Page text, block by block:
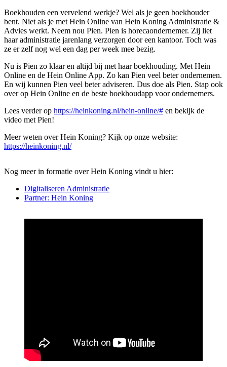
Boekhouden een vervelend werkje? Wel als je geen boekhouder
bent. Niet als je met Hein Online van Hein Koning Administratie &
Advies werkt. Neem nou Pien. Pien is horecaondernemer. Zij liet
haar administratie jarenlang verzorgen door een kantoor. Toch was
ze er zelf nog wel een dag per week mee bezig.
Nu is Pien zo klaar en altijd bij met haar boekhouding. Met Hein
Online en de Hein Online App. Zo kan Pien veel beter ondernemen.
En wij kunnen Pien veel beter adviseren. Dus doe als Pien. Stap ook
over op Hein Online en de beste boekhoudapp voor ondernemers.
Lees verder op https://heinkoning.nl/hein-online/# en bekijk de
video met Pien!
Meer weten over Hein Koning? Kijk op onze website:
https://heinkoning.nl/
Nog meer in formatie over Hein Koning vindt u hier:
Digitaliseren Administratie
Partner: Hein Koning